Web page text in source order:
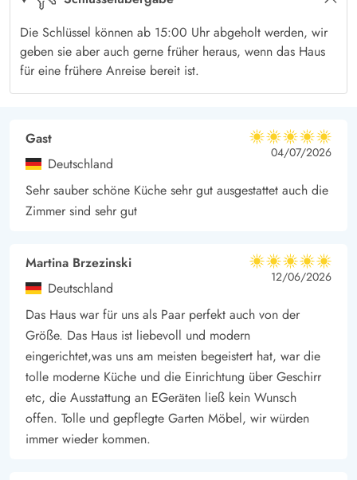
Die Schlüssel können ab 15:00 Uhr abgeholt werden, wir
geben sie aber auch gerne früher heraus, wenn das Haus
für eine frühere Anreise bereit ist.
Gast
Deutschland
5 von 5
5 von 5
5 out of 5
04/07/2026
Sehr sauber schöne Küche sehr gut ausgestattet auch die
Zimmer sind sehr gut
Martina Brzezinski
Deutschland
5 von 5
5 von 5
5 out of 5
12/06/2026
Das Haus war für uns als Paar perfekt auch von der
Größe. Das Haus ist liebevoll und modern
eingerichtet,was uns am meisten begeistert hat, war die
tolle moderne Küche und die Einrichtung über Geschirr
etc, die Ausstattung an EGeräten ließ kein Wunsch
offen. Tolle und gepflegte Garten Möbel, wir würden
immer wieder kommen.